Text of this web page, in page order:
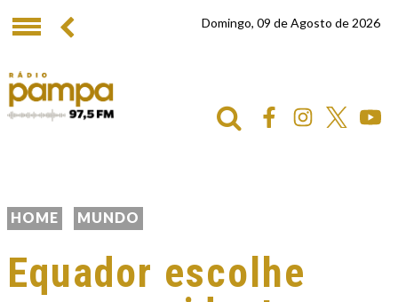
Domingo, 09 de Agosto de 2026
HOME MUNDO
Equador escolhe